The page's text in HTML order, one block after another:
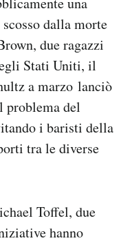
dalla morte
due ragazzi
Stati Uniti, il
a marzo lanciò
problema del
i baristi della
tra le diverse
Toffel, due
hanno